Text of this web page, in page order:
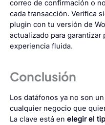
correo de confirmación o
cada transacción. Verifica
plugin con tu versión de
actualizado para garantizar
experiencia fluida.
Conclusión
Los datáfonos ya no son
cualquier negocio que
La clave está en elegir el